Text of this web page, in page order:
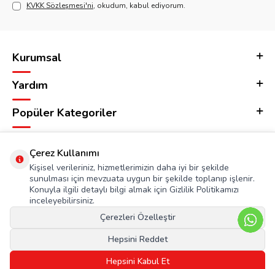
KVKK Sözleşmesi'ni, okudum, kabul ediyorum.
Kurumsal
Yardım
Popüler Kategoriler
Çerez Kullanımı
Kişisel verileriniz, hizmetlerimizin daha iyi bir şekilde
sunulması için mevzuata uygun bir şekilde toplanıp işlenir.
Konuyla ilgili detaylı bilgi almak için Gizlilik Politikamızı
inceleyebilirsiniz.
Çerezleri Özelleştir
Hepsini Reddet
Hepsini Kabul Et